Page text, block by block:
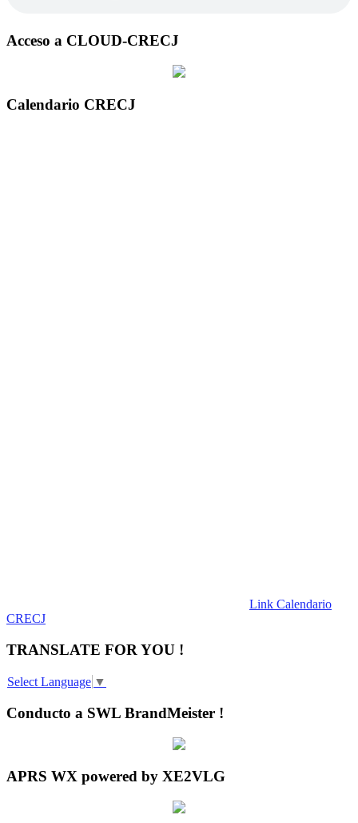
Acceso a CLOUD-CRECJ
Calendario CRECJ
Link Calendario
CRECJ
TRANSLATE FOR YOU !
Select Language ▼
Conducto a SWL BrandMeister !
APRS WX powered by XE2VLG